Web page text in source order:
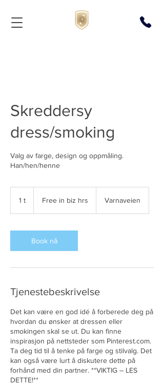
Skreddersy
dress/smoking
Valg av farge, design og oppmåling.
Han/hen/henne
1 t Free in biz hrs Varnaveien
Book nå
Tjenestebeskrivelse
Det kan være en god idé å forberede deg på
hvordan du ønsker at dressen eller
smokingen skal se ut. Du kan finne
inspirasjon på nettsteder som Pinterest.com.
Ta deg tid til å tenke på farge og stilvalg. Det
kan også være lurt å diskutere dette på
forhånd med din partner. **VIKTIG – LES
DETTE!**